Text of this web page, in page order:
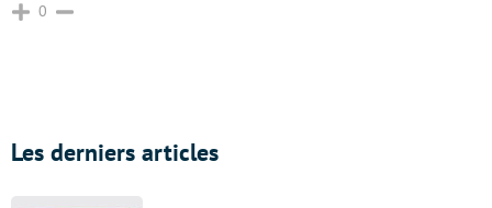
0
Les derniers articles